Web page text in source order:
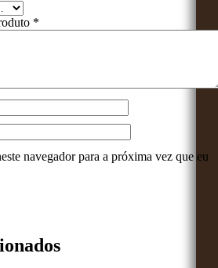
*
navegador para a próxima vez que eu